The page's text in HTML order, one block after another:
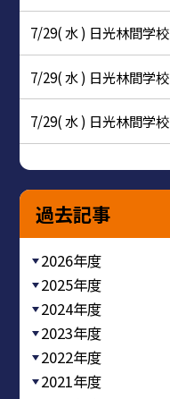
7/29( 水 ) 日光林間学
7/29( 水 ) 日光林間
7/29( 水 ) 日光林間学
過去記事
2026年度
2025年度
2024年度
2023年度
2022年度
2021年度